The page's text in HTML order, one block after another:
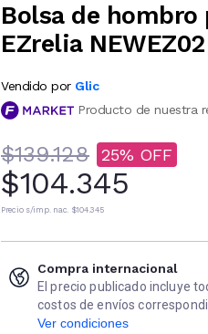
Bolsa de
EZrelia NEWEZ02
Vendido por Glic
Producto de nuestra
$139.128 25
$104.345
Precio s/imp. nac. $104.345
Compra internacional
El precio publicado incluye
costos de envíos
Ver condiciones